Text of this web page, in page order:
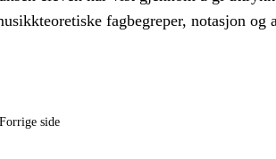
fagbegreper, notasjon og
Forrige side